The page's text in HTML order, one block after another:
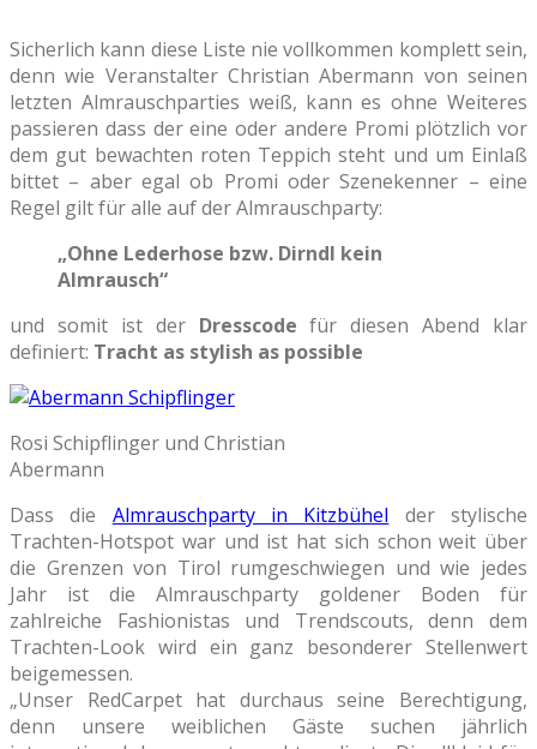
Sicherlich kann diese Liste nie vollkommen komplett sein,
denn wie Veranstalter Christian Abermann von seinen
letzten Almrauschparties weiß, kann es ohne Weiteres
passieren dass der eine oder andere Promi plötzlich vor
dem gut bewachten roten Teppich steht und um Einlaß
bittet – aber egal ob Promi oder Szenekenner – eine
Regel gilt für alle auf der Almrauschparty:
„Ohne Lederhose bzw. Dirndl kein
Almrausch“
und somit ist der Dresscode für diesen Abend klar
definiert: Tracht as stylish as possible
Rosi Schipflinger und Christian
Abermann
Dass die Almrauschparty in Kitzbühel der stylische
Trachten-Hotspot war und ist hat sich schon weit über
die Grenzen von Tirol rumgeschwiegen und wie jedes
Jahr ist die Almrauschparty goldener Boden für
zahlreiche Fashionistas und Trendscouts, denn dem
Trachten-Look wird ein ganz besonderer Stellenwert
beigemessen.
„Unser RedCarpet hat durchaus seine Berechtigung,
denn unsere weiblichen Gäste suchen jährlich